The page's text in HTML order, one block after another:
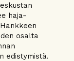
haja-
osalta
edistymistä.